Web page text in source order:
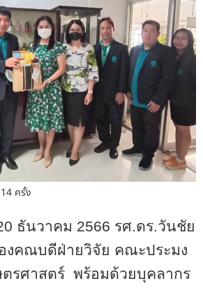
หาร
ครั้ง
ธันวาคม 2566 รศ.ดร.วันชัย
งคณบดีฝ่ายวิจัย คณะประมง
รศาสตร์ พร้อมด้วยบุคลากร